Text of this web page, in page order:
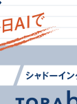
上達に必要な
ル！英語のラ
プ